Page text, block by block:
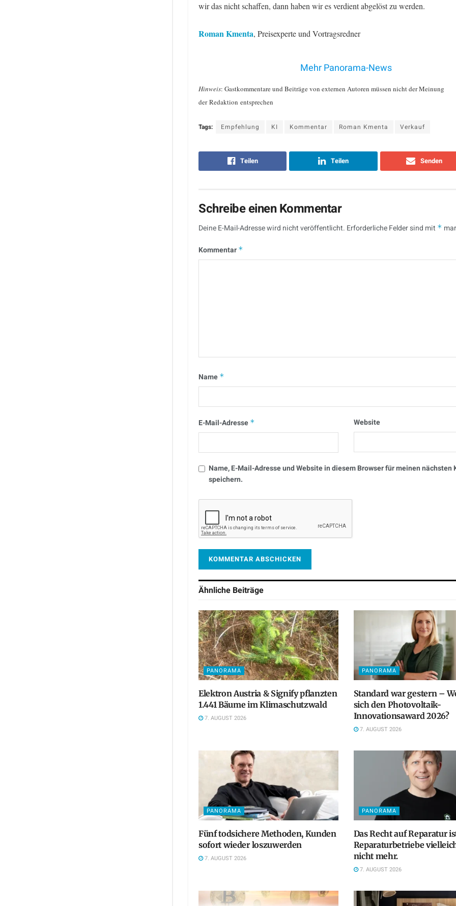
wir das nicht schaffen, dann haben wir es verdient abgelöst zu werden.
Roman Kmenta, Preisexperte und Vortragsredner
Mehr Panorama-News
Hinweis: Gastkommentare und Beiträge von externen Autoren müssen nicht der Meinung
der Redaktion entsprechen
Tags: Empfehlung KI Kommentar Roman Kmenta Verkauf
Teilen Teilen Senden
Schreibe einen Kommentar
Deine E-Mail-Adresse wird nicht veröffentlicht. Erforderliche Felder sind mit *
Kommentar *
Name *
E-Mail-Adresse * Website
Name, E-Mail-Adresse und Website in diesem Browser für meinen nächsten
speichern.
Ähnliche Beiträge
PANORAMA
Elektron Austria & Signify pflanzten
1.441 Bäume im Klimaschutzwald
7. AUGUST 2026
PANORAMA
Standard war gestern –
sich den Photovoltaik-
Innovationsaward 2026?
7. AUGUST 2026
PANORAMA
Fünf todsichere Methoden, Kunden
sofort wieder loszuwerden
7. AUGUST 2026
PANORAMA
Das Recht auf Reparatur
Reparaturbetriebe
nicht mehr.
7. AUGUST 2026